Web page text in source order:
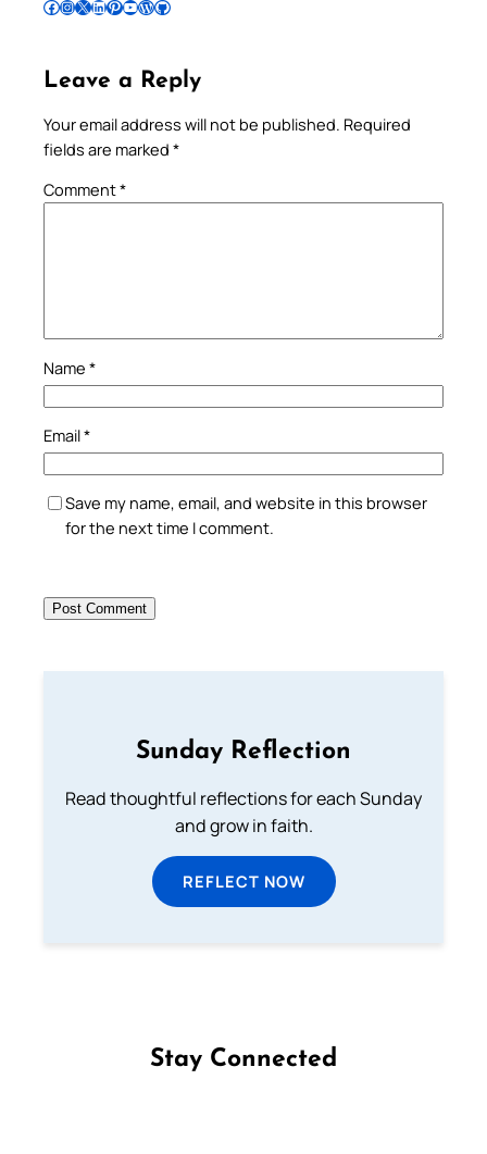
Follow Pradeep on Facebook Follow Pradeep on InstagramFollow Pradeep on X Follow Pradeep on LinkedIn Follow Pradeep on Pinterest Subscribe to Pradeep’s Youtube Channel Follow Pradeep on WordPress Follow Pradeep on GitHub
Leave a Reply
Your email address will not be published. Required
fields are marked *
Comment*
Name *
Email*
Save my name, email, and website in this browser
for the next time I comment.
Sunday Reflection
Read thoughtful reflections for each Sunday
and grow in faith.
REFLECT NOW
Stay Connected